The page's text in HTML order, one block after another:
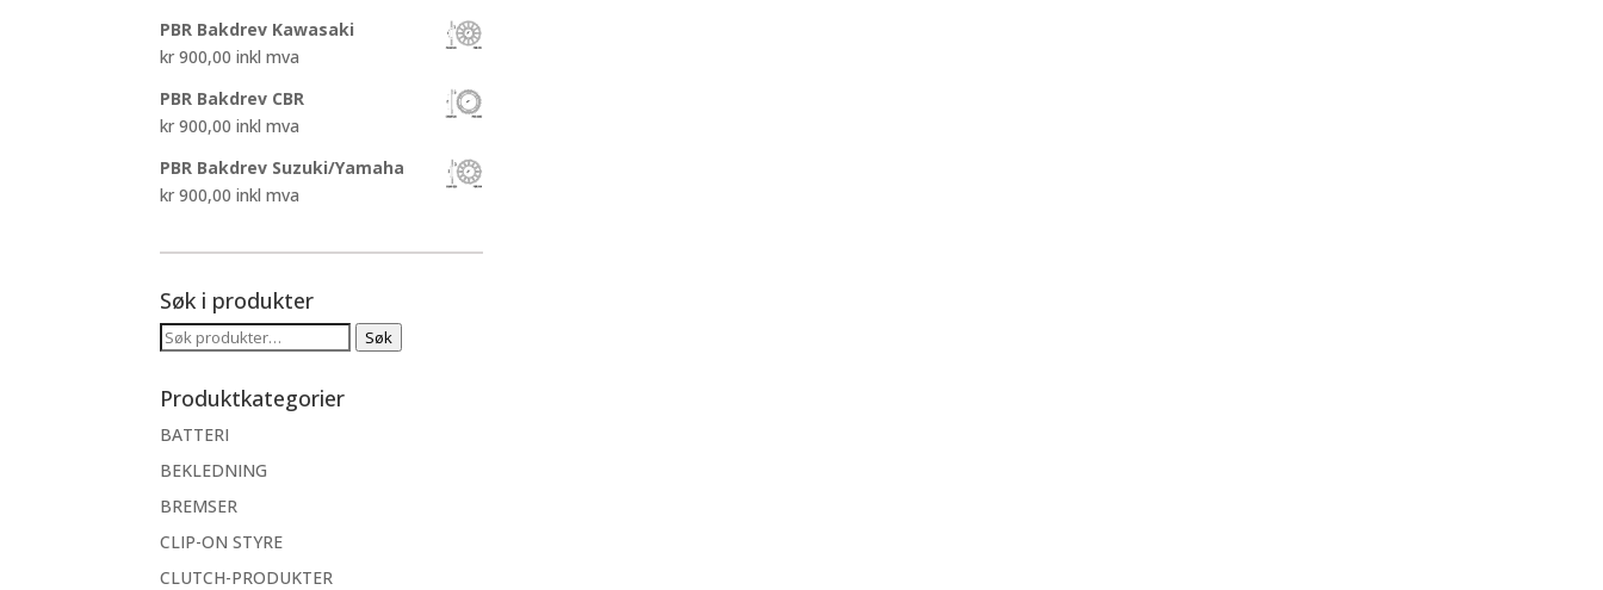
PBR Bakdrev Kawasaki
kr 900,00 inkl mva
PBR Bakdrev CBR
kr 900,00 inkl mva
PBR Bakdrev Suzuki/Yamaha
kr 900,00 inkl mva
Søk i produkter
Søk
Søk
Produktkategorier
BATTERI
BEKLEDNING
BREMSER
CLIP-ON STYRE
CLUTCH-PRODUKTER